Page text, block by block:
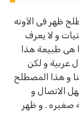
ظهر فى الآونه
و لا يعرف
هى طبيعة هذا
عربية و لكن
و هذا المصطلح
الاتصال و
صغيره . و ظهر